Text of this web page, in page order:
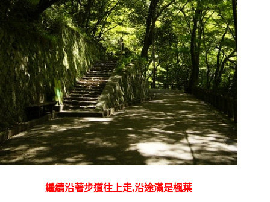
繼續沿著步道往上走,沿途滿是楓葉